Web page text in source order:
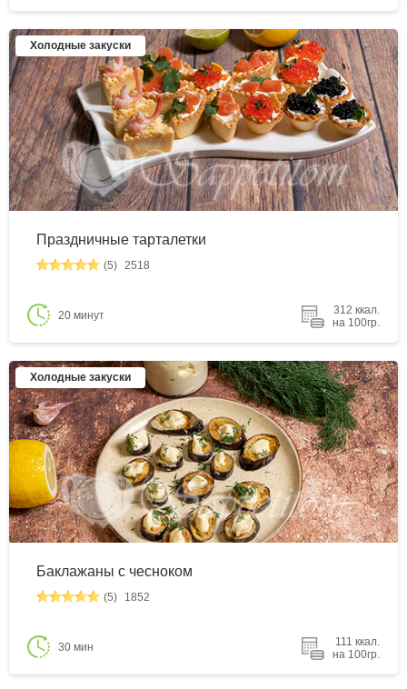
Холодные закуски
Праздничные тарталетки
(5) 2518
20 минут
312 ккал.
на 100гр.
Холодные закуски
Баклажаны с чесноком
(5) 1852
30 мин
111 ккал.
на 100гр.